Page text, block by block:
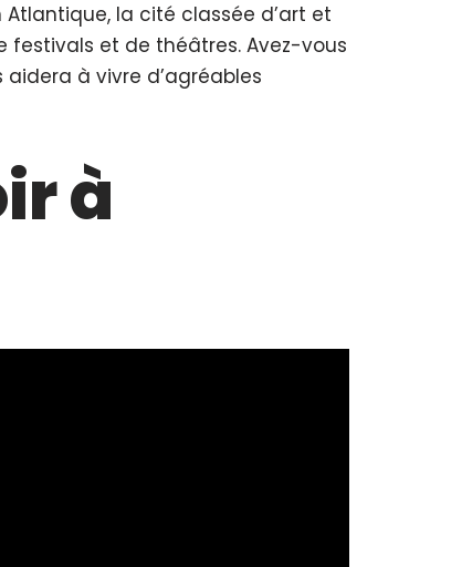
Atlantique, la cité classée d’art et
festivals et de théâtres. Avez-vous
à vivre d’agréables
à